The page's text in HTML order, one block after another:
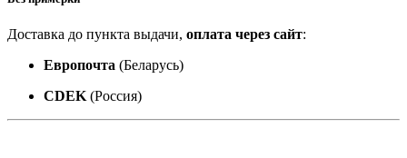
Доставка до пункта выдачи, оплата через сайт:
Европочта (Беларусь)
CDEK (Россия)